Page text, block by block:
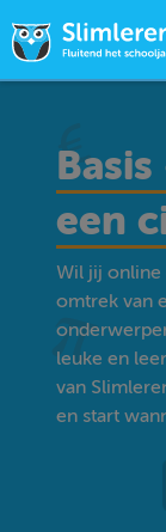
een
Wil jij online
omtrek van
leuke en
van
en start